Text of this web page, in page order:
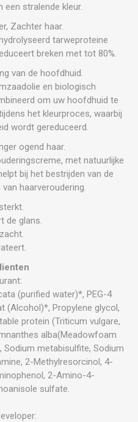
een stralende kleur.
Zachter haar.
tarweproteine
breken met tot 80%.
van de hoofdhuid.
en biologisch
om uw hoofdhuid te
het kleurproces, waarbij
wordt gereduceerd.
ogend haar.
met natuurlijke
bij het bestrijden van de
haarveroudering.
de glans.
(purified water)*, PEG-4
(Alcohol)*, Propylene glycol,
protein (Triticum vulgare,
alba(Meadowfoam
Sodium metabisulfite, Sodium
2-Methylresorcinol, 4-
2-Amino-4-
sulfate.